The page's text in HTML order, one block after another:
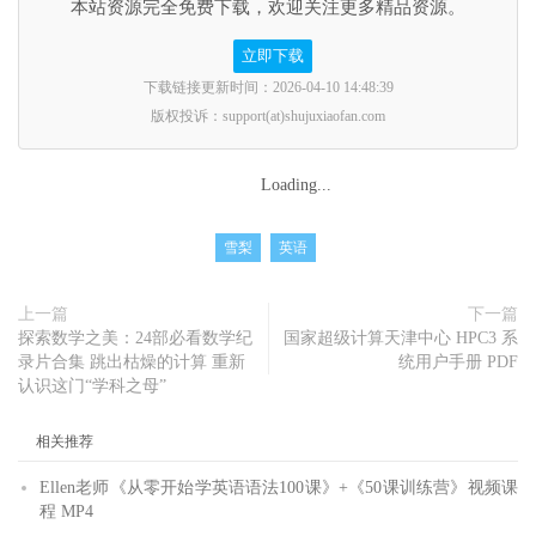
本站资源完全免费下载，欢迎关注更多精品资源。
立即下载
下载链接更新时间：2026-04-10 14:48:39
版权投诉：support(at)shujuxiaofan.com
Loading...
雪梨 英语
上一篇
探索数学之美：24部必看数学纪
录片合集 跳出枯燥的计算 重新
认识这门“学科之母”
下一篇
国家超级计算天津中心 HPC3 系
统用户手册 PDF
相关推荐
Ellen老师《从零开始学英语语法100课》+《50课训练营》视频课
程 MP4